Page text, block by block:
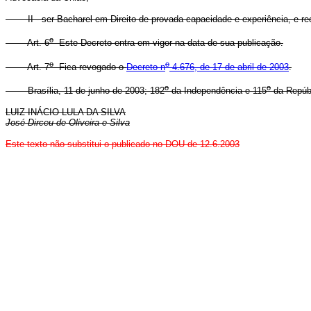
II - ser Bacharel em Direito de provada capacidade e experiência, e
Art. 6oEste Decreto entra em vigor na data de sua publicação.
Art. 7oFica revogado oDecreto no4.676, de 17 de abril de 2003.
Brasília, 11 de junho de 2003; 182oda Independência e 115oda
LUIZ INÁCIO LULA DA SILVA
José Dirceu de Oliveira e Silva
Este texto não substitui o publicado no DOU de 12.6.2003